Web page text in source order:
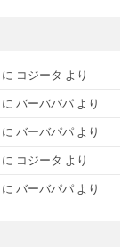
に コジータ より
に バーバパパ より
に バーバパパ より
に コジータ より
に バーバパパ より